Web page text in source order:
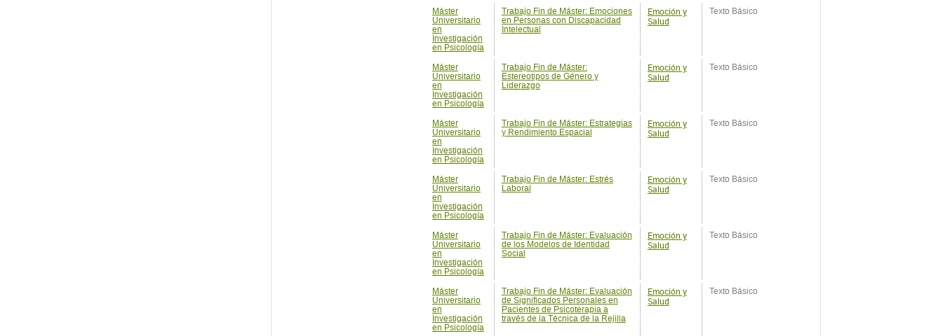
Máster
Universitario
en
Investigación
en Psicología
Trabajo Fin de Máster:
Estereotipos de Género y
Liderazgo
Salud
Texto Básico
Máster
Universitario
en
Investigación
en Psicología
Trabajo Fin de Máster: Estrategias
y Rendimiento Espacial
Salud
Texto Básico
Máster
Universitario
en
Investigación
en Psicología
Trabajo Fin de Máster: Estrés
Laboral
Salud
Texto Básico
Máster
Universitario
en
Investigación
en Psicología
Trabajo Fin de Máster: Evaluación
de los Modelos de Identidad
Social
Salud
Texto Básico
Máster
Universitario
en
Investigación
en Psicología
Trabajo Fin de Máster: Evaluación
de Significados Personales en
Pacientes de Psicoterapia a
través de la Técnica de la Rejilla
Salud
Texto Básico
Máster
Universitario
en
Investigación
en Psicología
Trabajo Fin de Máster: Evaluación
y Tratamiento Psicológico de los
Tratamientos Asociados al Ciclo
Repoductivo
Salud
Texto Básico